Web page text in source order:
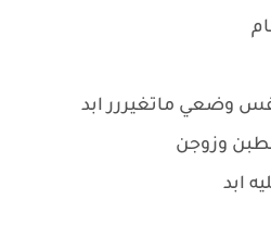
وضعي ماتغيررر ابد
وزوجن
ابد